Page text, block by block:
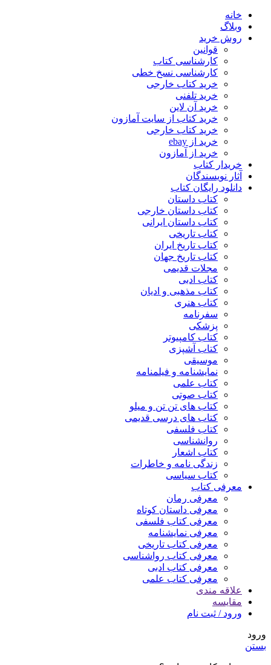
خانه
وبلاگ
روش خرید
قوانین
کارشناسی کتاب
کارشناسی نسخ خطی
خرید کتاب خارجی
خرید تلفنی
خرید آن لاین
خرید کتاب از سایت آمازون
خرید کتاب خارجی
خرید از ebay
خرید از آمازون
خریدار کتاب
آثار نویسندگان
دانلود رایگان کتاب
کتاب داستان
کتاب داستان خارجی
کتاب داستان ایرانی
کتاب تاریخی
کتاب تاریخ ایران
کتاب تاریخ جهان
مجلات قدیمی
کتاب ادبی
کتاب مذهبی و ادیان
کتاب هنری
سفرنامه
پزشکی
کتاب کامپیوتر
کتاب آشپزی
موسیقی
نمایشنامه و فیلمنامه
کتاب علمی
کتاب صوتی
کتاب های تن تن و میلو
کتاب های درسی قدیمی
کتاب فلسفی
روانشناسی
کتاب اشعار
زندگی نامه و خاطرات
کتاب سیاسی
معرفی کتاب
معرفی رمان
معرفی داستان کوتاه
معرفی کتاب فلسفی
معرفی نمایشنامه
معرفی کتاب تاریخی
معرفی کتاب رواشناسی
معرفی کتاب ادبی
معرفی کتاب علمی
علاقه مندی
مقایسه
ورود / ثبت نام
ورود
بستن